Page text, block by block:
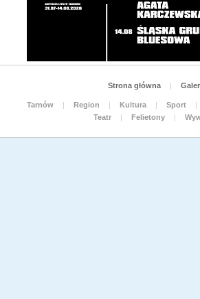
Strona główna |
Tarnów | Region | Kultura | Sport
|
Teatr
| Felietony |